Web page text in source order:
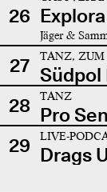
26 Explora
Jäger &
27 TANZ,
Südpol
28
TANZ
Pro
29
LIVE-
Drags